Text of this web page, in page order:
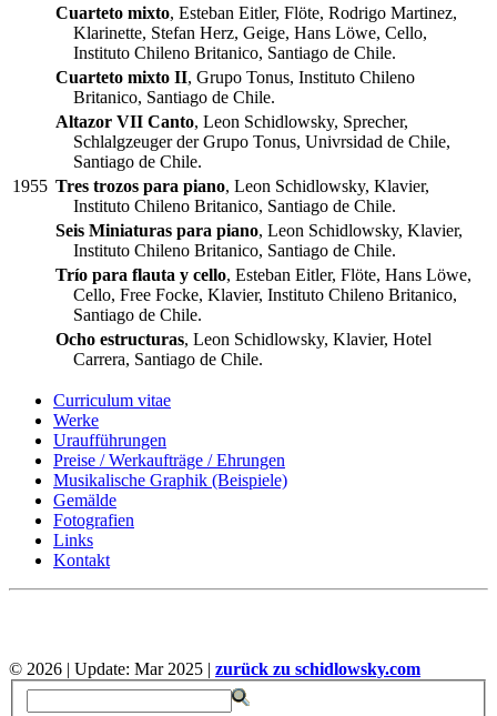
Cuarteto mixto, Esteban Eitler, Flöte, Rodrigo Martinez,
Klarinette, Stefan Herz, Geige, Hans Löwe, Cello,
Instituto Chileno Britanico, Santiago de Chile.
Cuarteto mixto II, Grupo Tonus, Instituto Chileno
Britanico, Santiago de Chile.
Altazor VII Canto, Leon Schidlowsky, Sprecher,
Schlalgzeuger der Grupo Tonus, Univrsidad de Chile,
Santiago de Chile.
1955 Tres trozos para piano, Leon Schidlowsky, Klavier,
Instituto Chileno Britanico, Santiago de Chile.
Seis Miniaturas para piano, Leon Schidlowsky, Klavier,
Instituto Chileno Britanico, Santiago de Chile.
Trío para flauta y cello, Esteban Eitler, Flöte, Hans Löwe,
Cello, Free Focke, Klavier, Instituto Chileno Britanico,
Santiago de Chile.
Ocho estructuras, Leon Schidlowsky, Klavier, Hotel
Carrera, Santiago de Chile.
Curriculum vitae
Werke
Uraufführungen
Preise / Werkaufträge / Ehrungen
Musikalische Graphik (Beispiele)
Gemälde
Fotografien
Links
Kontakt
© 2026 | Update: Mar 2025 | zurück zu schidlowsky.com